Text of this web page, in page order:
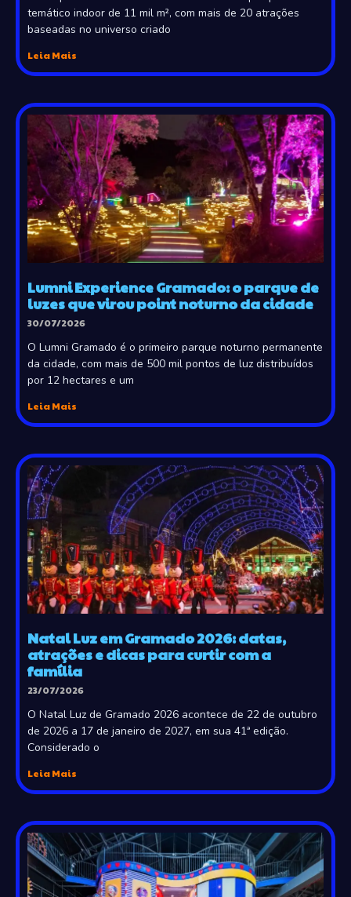
temático indoor de 11 mil m², com mais de 20 atrações
baseadas no universo criado
Leia Mais
Lumni Experience Gramado: o parque de
luzes que virou point noturno da cidade
30/07/2026
O Lumni Gramado é o primeiro parque noturno permanente
da cidade, com mais de 500 mil pontos de luz distribuídos
por 12 hectares e um
Leia Mais
Natal Luz em Gramado 2026: datas,
atrações e dicas para curtir com a
família
23/07/2026
O Natal Luz de Gramado 2026 acontece de 22 de outubro
de 2026 a 17 de janeiro de 2027, em sua 41ª edição.
Considerado o
Leia Mais